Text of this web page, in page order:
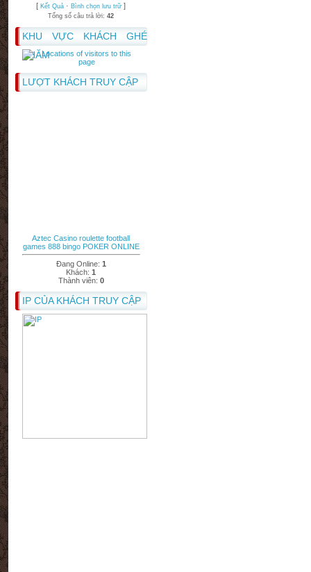
[Kết Quả ·Bình chọn lưu trữ ]
Tổng số câu trả lời:42
KHU VỰC KHÁCH GHÉ
THĂM
LƯỢT KHÁCH TRUY CẬP
Aztec Casino roulette football
games 888 bingo POKER ONLINE
Đang Online: 1
Khách:1
Thành viên: 0
IP CỦA KHÁCH TRUY CẬP